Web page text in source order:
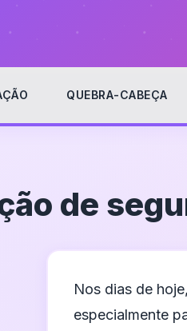
QUEBRA-CABEÇA
de
Nos dias de
especialmente